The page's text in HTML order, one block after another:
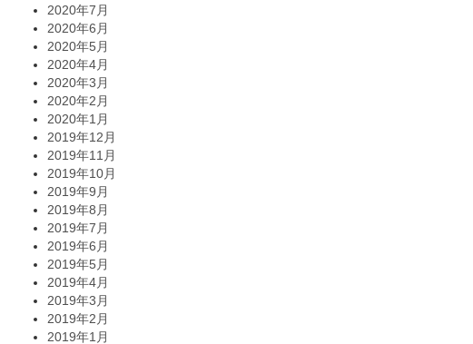
2020年7月
2020年6月
2020年5月
2020年4月
2020年3月
2020年2月
2020年1月
2019年12月
2019年11月
2019年10月
2019年9月
2019年8月
2019年7月
2019年6月
2019年5月
2019年4月
2019年3月
2019年2月
2019年1月